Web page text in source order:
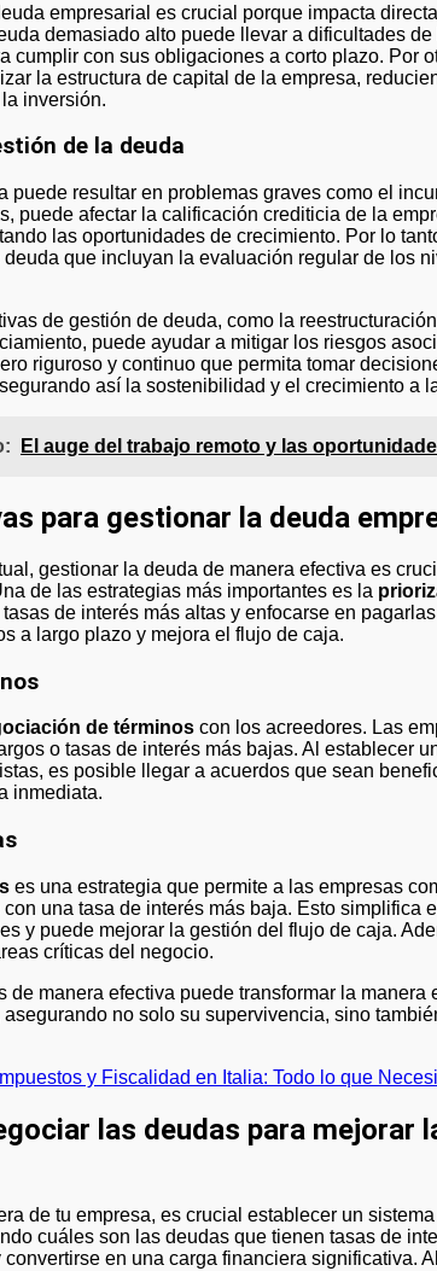
empresarial es crucial porque impacta
demasiado alto puede llevar a dificultades
cumplir con sus obligaciones a corto plazo. Por
la estructura de capital de la empresa,
inversión.
de la deuda
puede resultar en problemas graves como el
puede afectar la calificación crediticia de la
las oportunidades de crecimiento. Por lo
que incluyan la evaluación regular de los
de gestión de deuda, como la
puede ayudar a mitigar los riesgos
riguroso y continuo que permita tomar
así la sostenibilidad y el crecimiento a
El auge del trabajo remoto y las
para gestionar la deuda
gestionar la deuda de manera efectiva es
de las estrategias más importantes es la
de interés más altas y enfocarse en
a largo plazo y mejora el flujo de caja.
de términos con los acreedores. Las
o tasas de interés más bajas. Al establecer
es posible llegar a acuerdos que sean
inmediata.
es una estrategia que permite a las empresas
una tasa de interés más baja. Esto simplifica
y puede mejorar la gestión del flujo de caja.
críticas del negocio.
de manera efectiva puede transformar la
no solo su supervivencia, sino
Impuestos y Fiscalidad en Italia: Todo lo que
las deudas para mejorar
de tu empresa, es crucial establecer un
cuáles son las deudas que tienen tasas de
en una carga financiera significativa.